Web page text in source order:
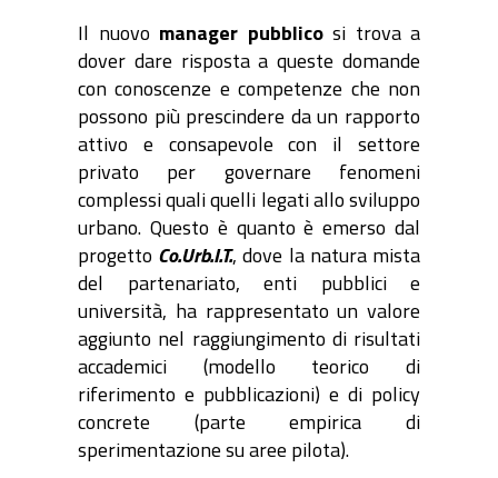
Il nuovo manager pubblicosi trova a
dover dare risposta a queste domande
con conoscenze e competenze che non
possono più prescindere da un rapporto
attivo e consapevole con il settore
privato per governare fenomeni
complessi quali quelli legati allo sviluppo
urbano. Questo è quanto è emerso dal
progetto Co.Urb.I.T., dove la natura mista
del partenariato, enti pubblici e
università, ha rappresentato un valore
aggiunto nel raggiungimento di risultati
accademici (modello teorico di
riferimento e pubblicazioni) e di policy
concrete (parte empirica di
sperimentazione su aree pilota).